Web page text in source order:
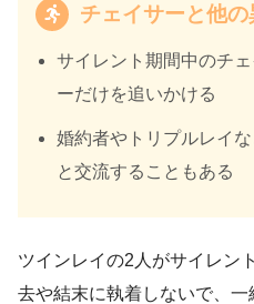
チェイサーと他の
サイレント期間中のチ
ーだけを追いかける
婚約者やトリプルレイ
と交流することもある
ツインレイの2人がサイレン
去や結末に執着しないで、